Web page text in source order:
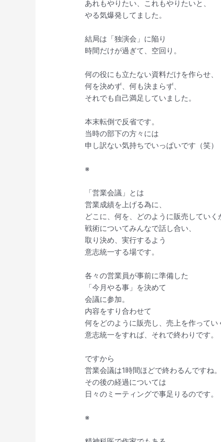
あれもやりたい、これもやりたいと、
やる気爆発してました。
結局は「独演会」に陥り
時間だけが過ぎて、空回り。
何の役にも立たない資料だけを作らせ、
何を決めず、何も決まらず、
それでも自己満足していました。
本末転倒で反省です。
当時の部下の方々には
申し訳ない気持ちでいっぱいです（笑）
※
「営業会議」とは
営業成績を上げる為に、
どこに、何を、どのように販売していく
戦術についてみんなで話し合い、
取り決め、実行するよう
意志統一する場です。
各々の営業員が事前に準備した
「今月やる事」を決めて
会議に参加。
内容をすり合わせて
何をどのように販売し、売上を作ってい
意志統一をすれば、それで終わりです。
ですから
営業会議は1時間ほどで終わるんですね
その後の経過については
日々のミーティングで事足りるのです。
※